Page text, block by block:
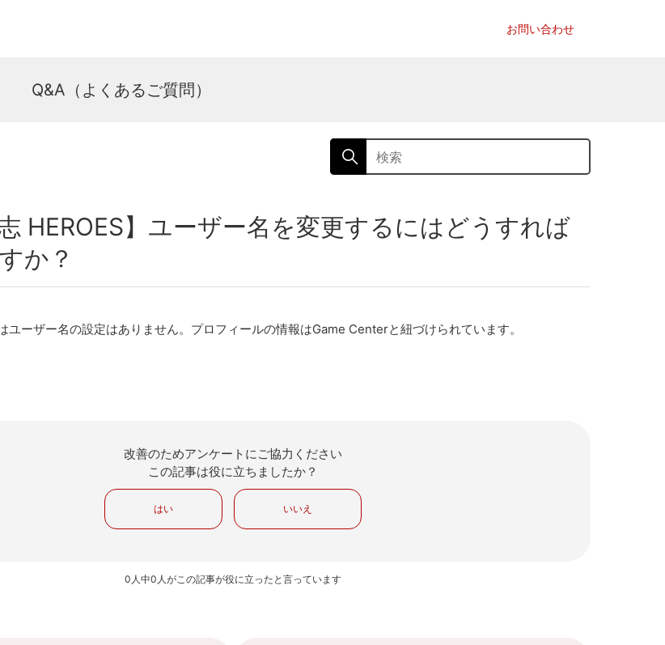
お問い合わせ
Q&A（よくあるご質問）
志 HEROES】ユーザー名を変更するにはどうすれば
か？
ユーザー名の設定はありません。プロフィールの情報はGame Centerと紐づけられています。
改善のためアンケートにご協力ください
この記事は役に立ちましたか？
はい いいえ
0人中0人がこの記事が役に立ったと言っています